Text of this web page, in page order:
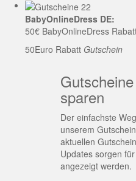
BabyOnlineDress DE:
50€ BabyOnlineDress
50Euro Rabatt Gutschein
sparen
Der einfachste
unserem
aktuellen
Updates sorgen
angezeigt werden.